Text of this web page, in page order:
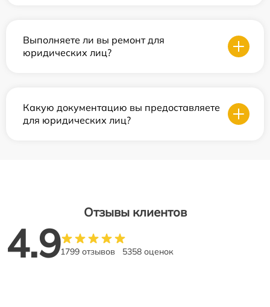
Выполняете ли вы ремонт для
юридических лиц?
Какую документацию вы предоставляете
для юридических лиц?
Отзывы клиентов
4.91799 отзывов 5358 оценок